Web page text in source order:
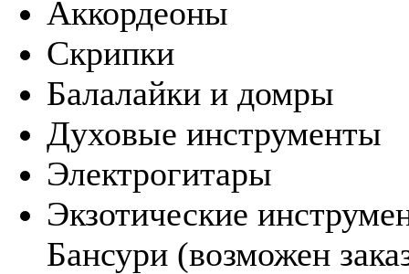
Аккордеоны
Скрипки
Балалайки и домры
Духовые инструменты
Электрогитары
Экзотические
Бансури (возможен